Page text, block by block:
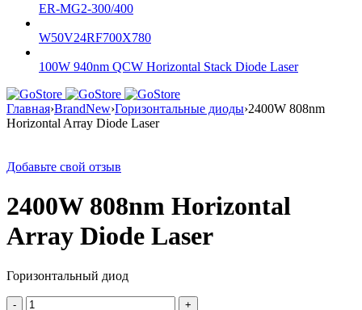
ER-MG2-300/400
W50V24RF700X780
100W 940nm QCW Horizontal Stack Diode Laser
Главная›BrandNew›Горизонтальные диоды›2400W 808nm
Horizontal Array Diode Laser
Добавьте свой отзыв
2400W 808nm Horizontal
Array Diode Laser
Горизонтальный диод
Количество